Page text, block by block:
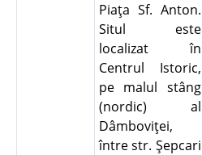
Piaţa Sf. Anton.
Situl este
localizat în
Centrul Istoric,
pe malul stâng
(nordic) al
Dâmboviţei,
între str. Şepcari